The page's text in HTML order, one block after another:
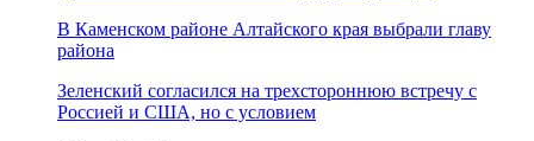
В Каменском районе Алтайского края выбрали главу
района
Зеленский согласился на трехстороннюю встречу с
Россией и США, но с условием